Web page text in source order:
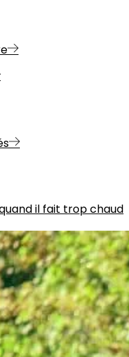
il fait trop chaud